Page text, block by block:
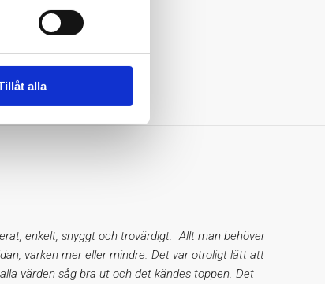
alla
enkelt, snyggt och trovärdigt. Allt man behöver
varken mer eller mindre. Det var otroligt lätt att
värden såg bra ut och det kändes toppen. Det